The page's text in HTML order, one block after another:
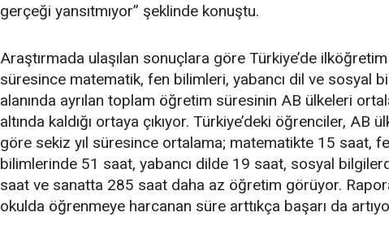
gerçeği yansıtmıyor’’ şeklinde konuştu.
Araştırmada ulaşılan sonuçlara göre Türkiye’de ilköğretim
süresince matematik, fen bilimleri, yabancı dil ve sosyal
alanında ayrılan toplam öğretim süresinin AB ülkeleri
altında kaldığı ortaya çıkıyor. Türkiye’deki öğrenciler, AB
göre sekiz yıl süresince ortalama; matematikte 15 saat,
bilimlerinde 51 saat, yabancı dilde 19 saat, sosyal
saat ve sanatta 285 saat daha az öğretim görüyor.
okulda öğrenmeye harcanan süre arttıkça başarı da